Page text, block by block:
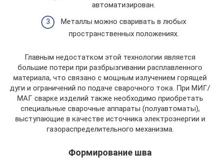
автоматизирован.
Металлы можно сваривать в любых
пространственных положениях.
Главным недостатком этой технологии является
большие потери при разбрызгивании расплавленного
материала, что связано с мощным излучением горящей
дуги и ограничений по подаче сварочного тока. При МИГ/
МАГ сварке изделий также необходимо приобретать
специальные сварочные аппараты (полуавтоматы),
выступающие в качестве источника электроэнергии и
газораспределительного механизма.
Формирование шва